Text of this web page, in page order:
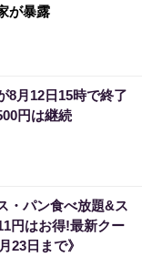
が暴露
ト６この数字を買
一致」する方...
ト６この数字を買
一致」する方...
8月12日15時で終了
円は継続
・パン食べ放題&ス
円はお得!最新クー
23日まで》